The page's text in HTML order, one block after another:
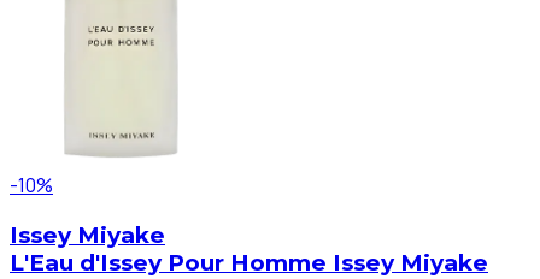
-10%
Issey Miyake
L'Eau d'Issey Pour Homme Issey Miyake